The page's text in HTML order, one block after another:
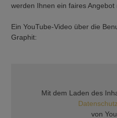
werden Ihnen ein faires Angebot
Ein YouTube-Video über die
Graphit:
Mit dem Laden des
von